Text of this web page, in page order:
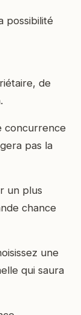
possibilité
de
concurrence
pas la
un plus
chance
une
qui saura